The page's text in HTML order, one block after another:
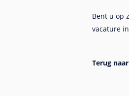
Bent u op
vacature